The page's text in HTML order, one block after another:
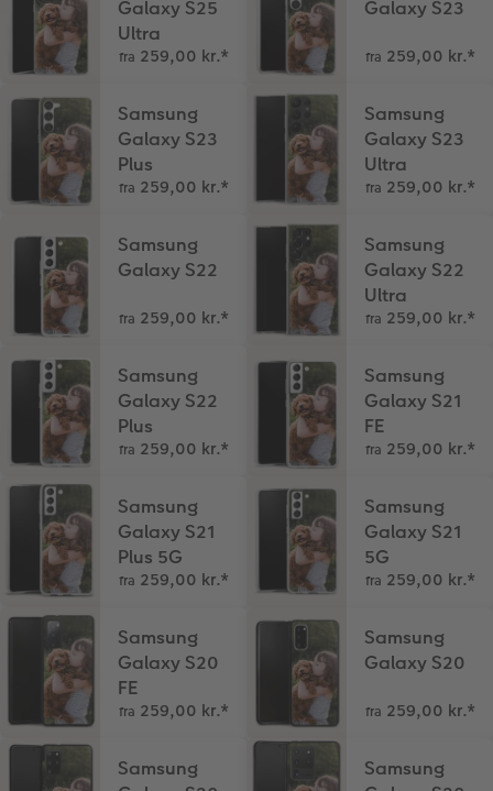
Fotopanel
Talcollage
Inspiration til bryllup
Galaxy S25
Ultra
fra 259,00 kr.*
Galaxy S23
fra 259,00 kr.*
Samsung
Galaxy S23
Plus
fra 259,00 kr.*
Samsung
Galaxy S23
Ultra
fra 259,00 kr.*
Samsung
Galaxy S22
fra 259,00 kr.*
Samsung
Galaxy S22
Ultra
fra 259,00 kr.*
Samsung
Galaxy S22
Plus
fra 259,00 kr.*
Samsung
Galaxy S21
FE
fra 259,00 kr.*
Samsung
Galaxy S21
Plus 5G
fra 259,00 kr.*
Samsung
Galaxy S21
5G
fra 259,00 kr.*
Samsung
Galaxy S20
FE
fra 259,00 kr.*
Samsung
Galaxy S20
fra 259,00 kr.*
Samsung
Samsung